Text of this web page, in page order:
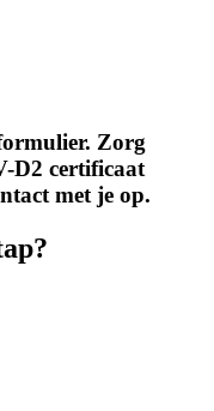
Zorg
D2 certificaat
met je op.